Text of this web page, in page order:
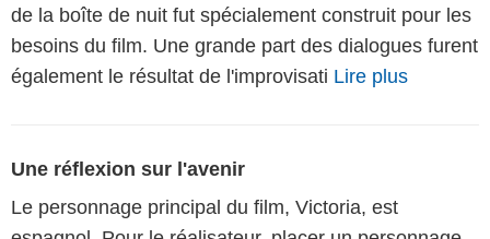
de la boîte de nuit fut spécialement construit pour les
besoins du film. Une grande part des dialogues furent
également le résultat de l'improvisati Lire plus
Une réflexion sur l'avenir
Le personnage principal du film, Victoria, est